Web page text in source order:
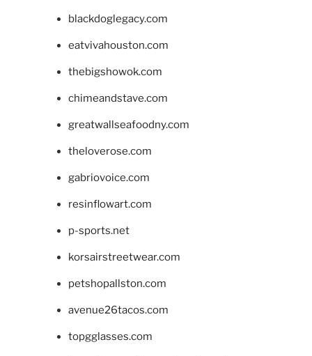
blackdoglegacy.com
eatvivahouston.com
thebigshowok.com
chimeandstave.com
greatwallseafoodny.com
theloverose.com
gabriovoice.com
resinflowart.com
p-sports.net
korsairstreetwear.com
petshopallston.com
avenue26tacos.com
topgglasses.com